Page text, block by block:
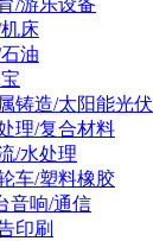
/游乐设备
床
油
铸造/太阳能光伏
理/复合材料
/水处理
车/塑料橡胶
音响/通信
印刷